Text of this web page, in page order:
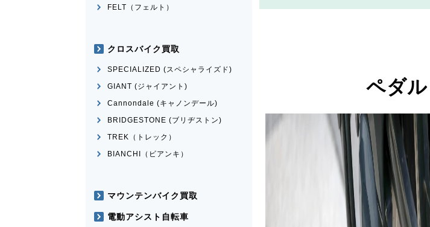
ペダ
FELT（フェルト）
クロスバイク買取
SPECIALIZED (スペシャライズド)
GIANT (ジャイアント)
Cannondale (キャノンデール)
BRIDGESTONE (ブリヂストン)
TREK（トレック）
BIANCHI（ビアンキ）
マウンテンバイク買取
電動アシスト自転車